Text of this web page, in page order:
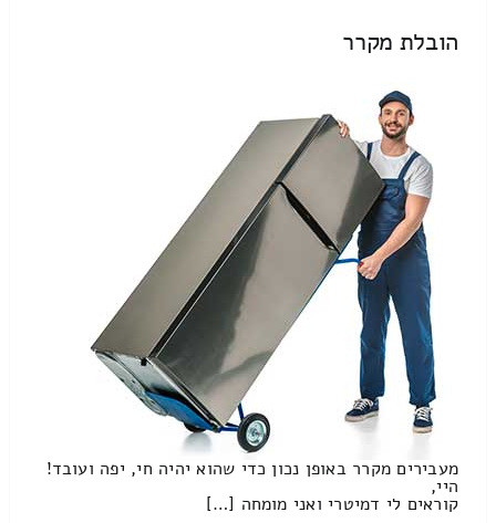
הובלת מקרר
מעבירים מקרר באופן נכון כדי שהוא יהיה חי, יפה ועובד!
היי,
קוראים לי דמיטרי ואני מומחה […]